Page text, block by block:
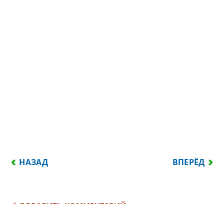
ПРЕДЫДУЩИЙ: ВЕТЕР ЕСТЬ ДЫХАНИЕ ПРИРОДЫ...
НАЗАД ВПЕРЁД